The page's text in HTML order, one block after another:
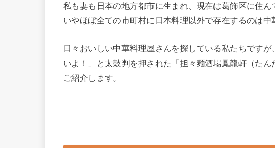
私も妻も日本の地方都市に生まれ、現在は葛飾区に住ん
いやほぼ全ての市町村に日本料理以外で存在するのは中
日々おいしい中華料理屋さんを探している私たちです
いよ！」と太鼓判を押された「担々麺酒場鳳龍軒（た
ご紹介します。